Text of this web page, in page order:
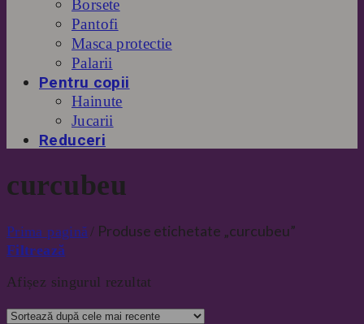
Borsete
Pantofi
Masca protectie
Palarii
Pentru copii
Hainute
Jucarii
Reduceri
curcubeu
Prima pagină/ Produse etichetate „curcubeu”
Filtrează
Afișez singurul rezultat